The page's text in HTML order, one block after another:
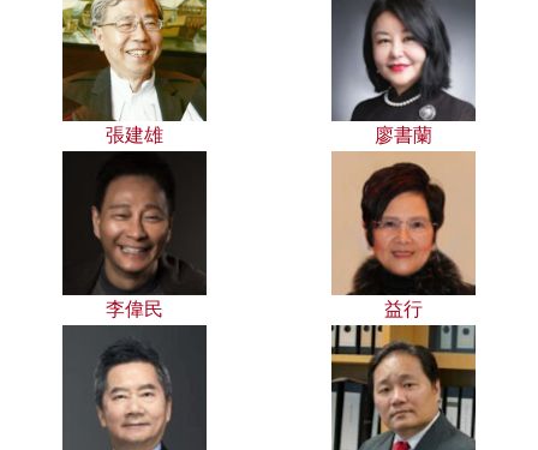
張建雄 廖書蘭
李偉民 益行